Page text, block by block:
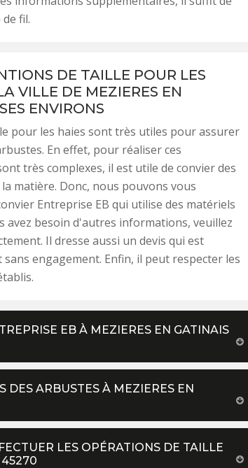
fil.
DE TAILLE POUR LES
VILLE DE MEZIERES EN
ENVIRONS
pour les haies sont très utiles pour assurer
En effet, pour réaliser ces
très complexes, il est utile de convier des
matière. Donc, nous pouvons vous
Entreprise EB qui utilise des matériels
avez besoin d'autres informations, veuillez
Il dresse aussi un devis qui est
engagement. Enfin, il peut respecter les
EB À MEZIERES EN GATINAIS
DES ARBUSTES À MEZIERES EN
LES OPÉRATIONS DE TAILLE
45270